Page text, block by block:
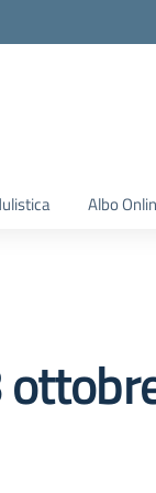
Albo